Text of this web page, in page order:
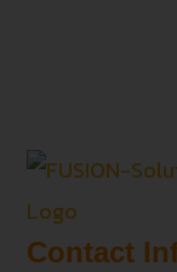
Contact